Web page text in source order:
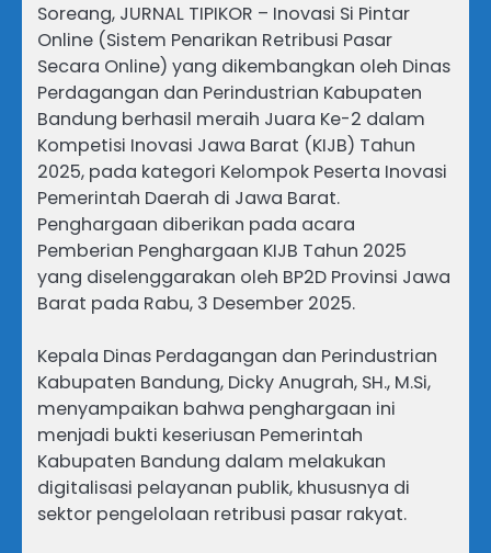
Soreang, JURNAL TIPIKOR – Inovasi Si Pintar
Online (Sistem Penarikan Retribusi Pasar
Secara Online) yang dikembangkan oleh Dinas
Perdagangan dan Perindustrian Kabupaten
Bandung berhasil meraih Juara Ke-2 dalam
Kompetisi Inovasi Jawa Barat (KIJB) Tahun
2025, pada kategori Kelompok Peserta Inovasi
Pemerintah Daerah di Jawa Barat.
Penghargaan diberikan pada acara
Pemberian Penghargaan KIJB Tahun 2025
yang diselenggarakan oleh BP2D Provinsi Jawa
Barat pada Rabu, 3 Desember 2025.
Kepala Dinas Perdagangan dan Perindustrian
Kabupaten Bandung, Dicky Anugrah, SH., M.Si,
menyampaikan bahwa penghargaan ini
menjadi bukti keseriusan Pemerintah
Kabupaten Bandung dalam melakukan
digitalisasi pelayanan publik, khususnya di
sektor pengelolaan retribusi pasar rakyat.